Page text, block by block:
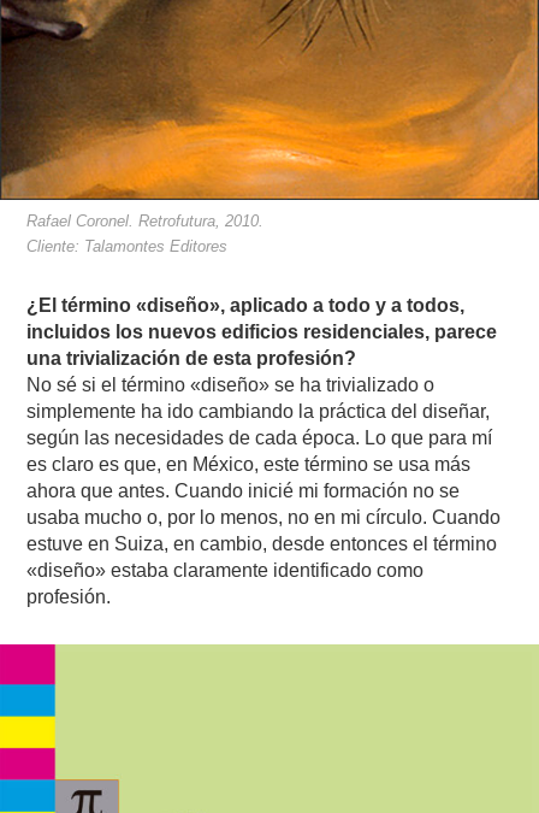
Rafael Coronel.Retrofutura, 2010.
Cliente: Talamontes Editores
¿El término «diseño», aplicado a todo y a todos,
incluidos los nuevos edificios residenciales, parece
una trivialización de esta profesión?
No sé si el término «diseño» se ha trivializado o
simplemente ha ido cambiando la práctica del diseñar,
según las necesidades de cada época. Lo que para mí
es claro es que, en México, este término se usa más
ahora que antes. Cuando inicié mi formación no se
usaba mucho o, por lo menos, no en mi círculo. Cuando
estuve en Suiza, en cambio, desde entonces el término
«diseño» estaba claramente identificado como
profesión.